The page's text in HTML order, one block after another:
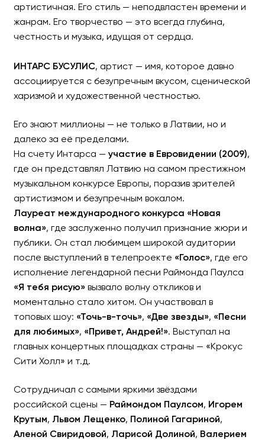
артистичная. Его стиль — неподвластен времени и
жанрам. Его творчество — это всегда глубина,
честность и музыка, идущая от сердца.
ИНТАРС БУСУЛИС, артист — имя, которое давно
ассоциируется с безупречным вкусом, сценической
харизмой и художественной честностью.
Его знают миллионы — не только в Латвии, но и
далеко за её пределами.
На счету Интарса — участие в Евровидении (2009),
где он представлял Латвию на самом престижном
музыкальном конкурсе Европы, поразив зрителей
артистизмом и безупречным вокалом.
Лауреат международного конкурса «Новая
волна», где заслуженно получил признание жюри и
публики. Он стал любимцем широкой аудитории
после выступлений в телепроекте «Голос», где его
исполнение легендарной песни Раймонда Паулса
«Я тебя рисую»вызвало волну откликов и
моментально стало хитом. Он участвовал в
топовых шоу: «Точь-в-точь», «Две звезды», «Песни
для любимых», «Привет, Андрей!». Выступал на
главных концертных площадках страны — «Крокус
Сити Холл» и т.д.
Сотрудничал с самыми яркими звёздами
российской сцены — Раймондом Паулсом, Игорем
Крутым, Львом Лещенко, Полиной Гагариной,
Аленой Свиридовой, Ларисой Долиной, Валерием